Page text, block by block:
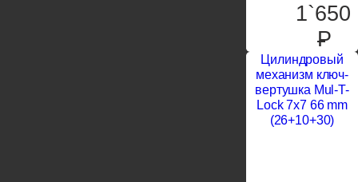
1`650
P
Цилиндровый
механизм ключ-
вертушка Mul-T-
Lock 7x7 66 mm
(26+10+30)